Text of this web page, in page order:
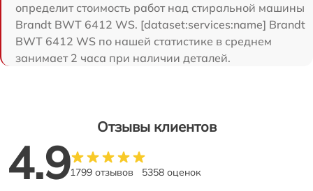
определит стоимость работ над стиральной машины
Brandt BWT 6412 WS. [dataset:services:name] Brandt
BWT 6412 WS по нашей статистике в среднем
занимает 2 часа при наличии деталей.
Отзывы клиентов
4.91799 отзывов 5358 оценок